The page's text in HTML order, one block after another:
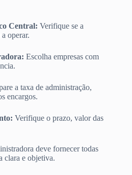
Central: Verifique se a
operar.
Escolha empresas com
a taxa de administração,
encargos.
Verifique o prazo, valor das
deve fornecer todas
clara e objetiva.